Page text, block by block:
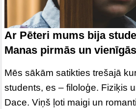
Ar Pēteri mums bija
Manas pirmās un
Mēs sākām satikties trešajā
students, es – filoloģe. Fiziķis
Dace. Viņš ļoti maigi un